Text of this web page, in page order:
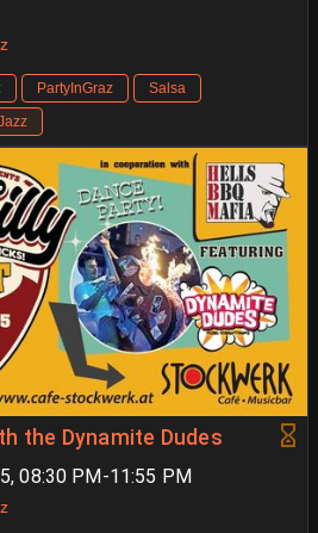
PartyInGraz
Salsa
the Dynamite Dudes
08:30 PM-11:55 PM